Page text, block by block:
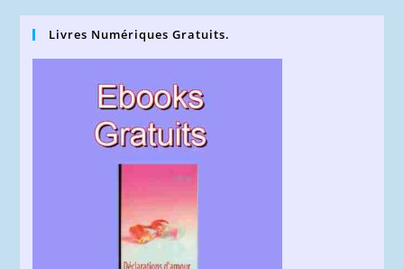
Livres Numériques Gratuits.